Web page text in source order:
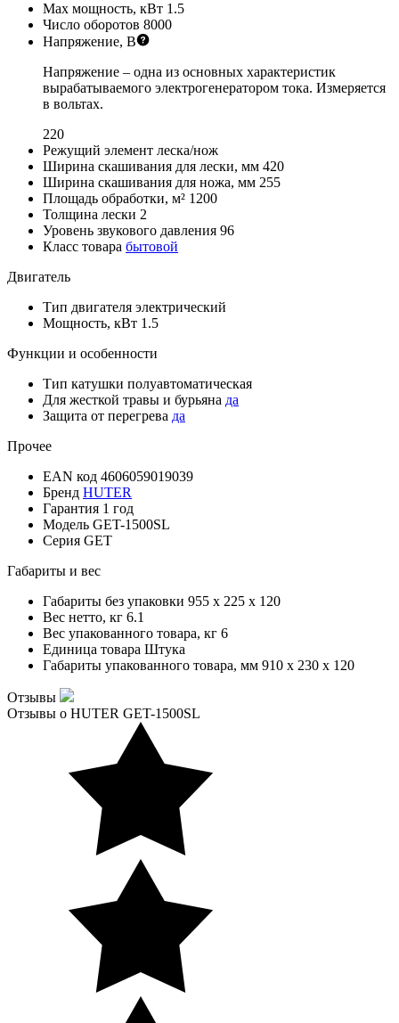
Max мощность, кВт 1.5
Число оборотов 8000
Напряжение, В
Напряжение – одна из основных характеристик
вырабатываемого электрогенератором тока. Измеряется
в вольтах.
220
Режущий элемент леска/нож
Ширина скашивания для лески, мм 420
Ширина скашивания для ножа, мм 255
Площадь обработки, м² 1200
Толщина лески 2
Уровень звукового давления 96
Класс товара бытовой
Двигатель
Тип двигателя электрический
Мощность, кВт 1.5
Функции и особенности
Тип катушки полуавтоматическая
Для жесткой травы и бурьяна да
Защита от перегрева да
Прочее
EAN код 4606059019039
Бренд HUTER
Гарантия 1 год
Модель GET-1500SL
Серия GET
Габариты и вес
Габариты без упаковки 955 x 225 x 120
Вес нетто, кг 6.1
Вес упакованного товара, кг 6
Единица товара Штука
Габариты упакованного товара, мм 910 x 230 x 120
Отзывы
Отзывы о HUTER GET-1500SL